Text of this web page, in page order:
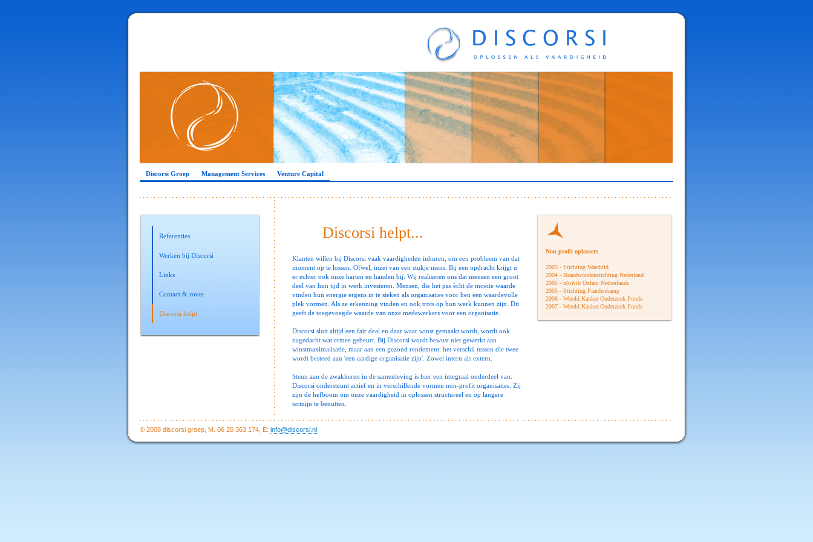
Discorsi Groep Management Services Venture Capital
Referenties
Werken bij Discorsi
Links
Contact & route
Discorsi helpt
Discorsi helpt...
Klanten willen bij Discorsi vaak vaardigheden inhuren, om een probleem van dat
moment op te lossen. Ofwel, inzet van een stukje mens. Bij een opdracht krijgt u
er echter ook onze harten en handen bij. Wij realiseren ons dat mensen een groot
deel van hun tijd in werk investeren. Mensen, die het pas ècht de moeite waarde
vinden hun energie ergens in te steken als organisaties voor hen een waardevolle
plek vormen. Als ze erkenning vinden en ook trots op hun werk kunnen zijn. Dit
geeft de toegevoegde waarde van onze medewerkers voor een organisatie.
Discorsi sluit altijd een fair deal en daar waar winst gemaakt wordt, wordt ook
nagedacht wat ermee gebeurt. Bij Discorsi wordt bewust niet gewerkt aan
winstmaximalisatie, maar aan een gezond rendement: het verschil tussen die twee
wordt besteed aan 'een aardige organisatie zijn'. Zowel intern als extern.
Steun aan de zwakkeren in de samenleving is hier een integraal onderdeel van.
Discorsi ondersteunt actief en in verschillende vormen non-profit organisaties. Zij
zijn de hefboom om onze vaardigheid in oplossen structureel en op langere
termijn te benutten.
Non-profit oplossers
2003 - Stichting Warchild
2004 - Brandwondenstichting Nederland
2005 - n(o)vib Oxfam Netherlands
2005 - Stichting Paardenkamp
2006 - Wereld Kanker Onderzoek Fonds
2007 - Wereld Kanker Onderzoek Fonds
© 2008 discorsi groep, M. 06 20 363 174, E: info@discorsi.nl